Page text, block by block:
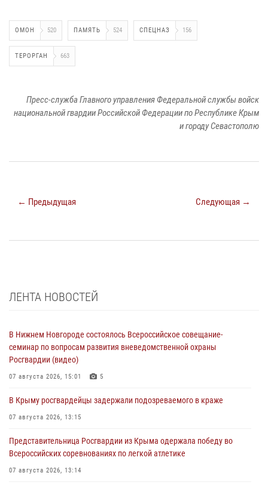
ОМОН 520 ПАМЯТЬ 524 СПЕЦНАЗ 156
ТЕРОРГАН 663
Пресс-служба Главного управления Федеральной службы войск
национальной гвардии Российской Федерации по Республике Крым
и городу Севастополю
← Предыдущая Следующая →
ЛЕНТА НОВОСТЕЙ
В Нижнем Новгороде состоялось Всероссийское совещание-
семинар по вопросам развития вневедомственной охраны
Росгвардии (видео)
07 августа 2026, 15:01 5
В Крыму росгвардейцы задержали подозреваемого в краже
07 августа 2026, 13:15
Представительница Росгвардии из Крыма одержала победу во
Всероссийских соревнованиях по легкой атлетике
07 августа 2026, 13:14